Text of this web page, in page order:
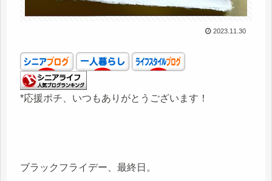
2023.11.30
*応援ポチ、いつもありがとうございます！
ブラックフライデー、最終日。